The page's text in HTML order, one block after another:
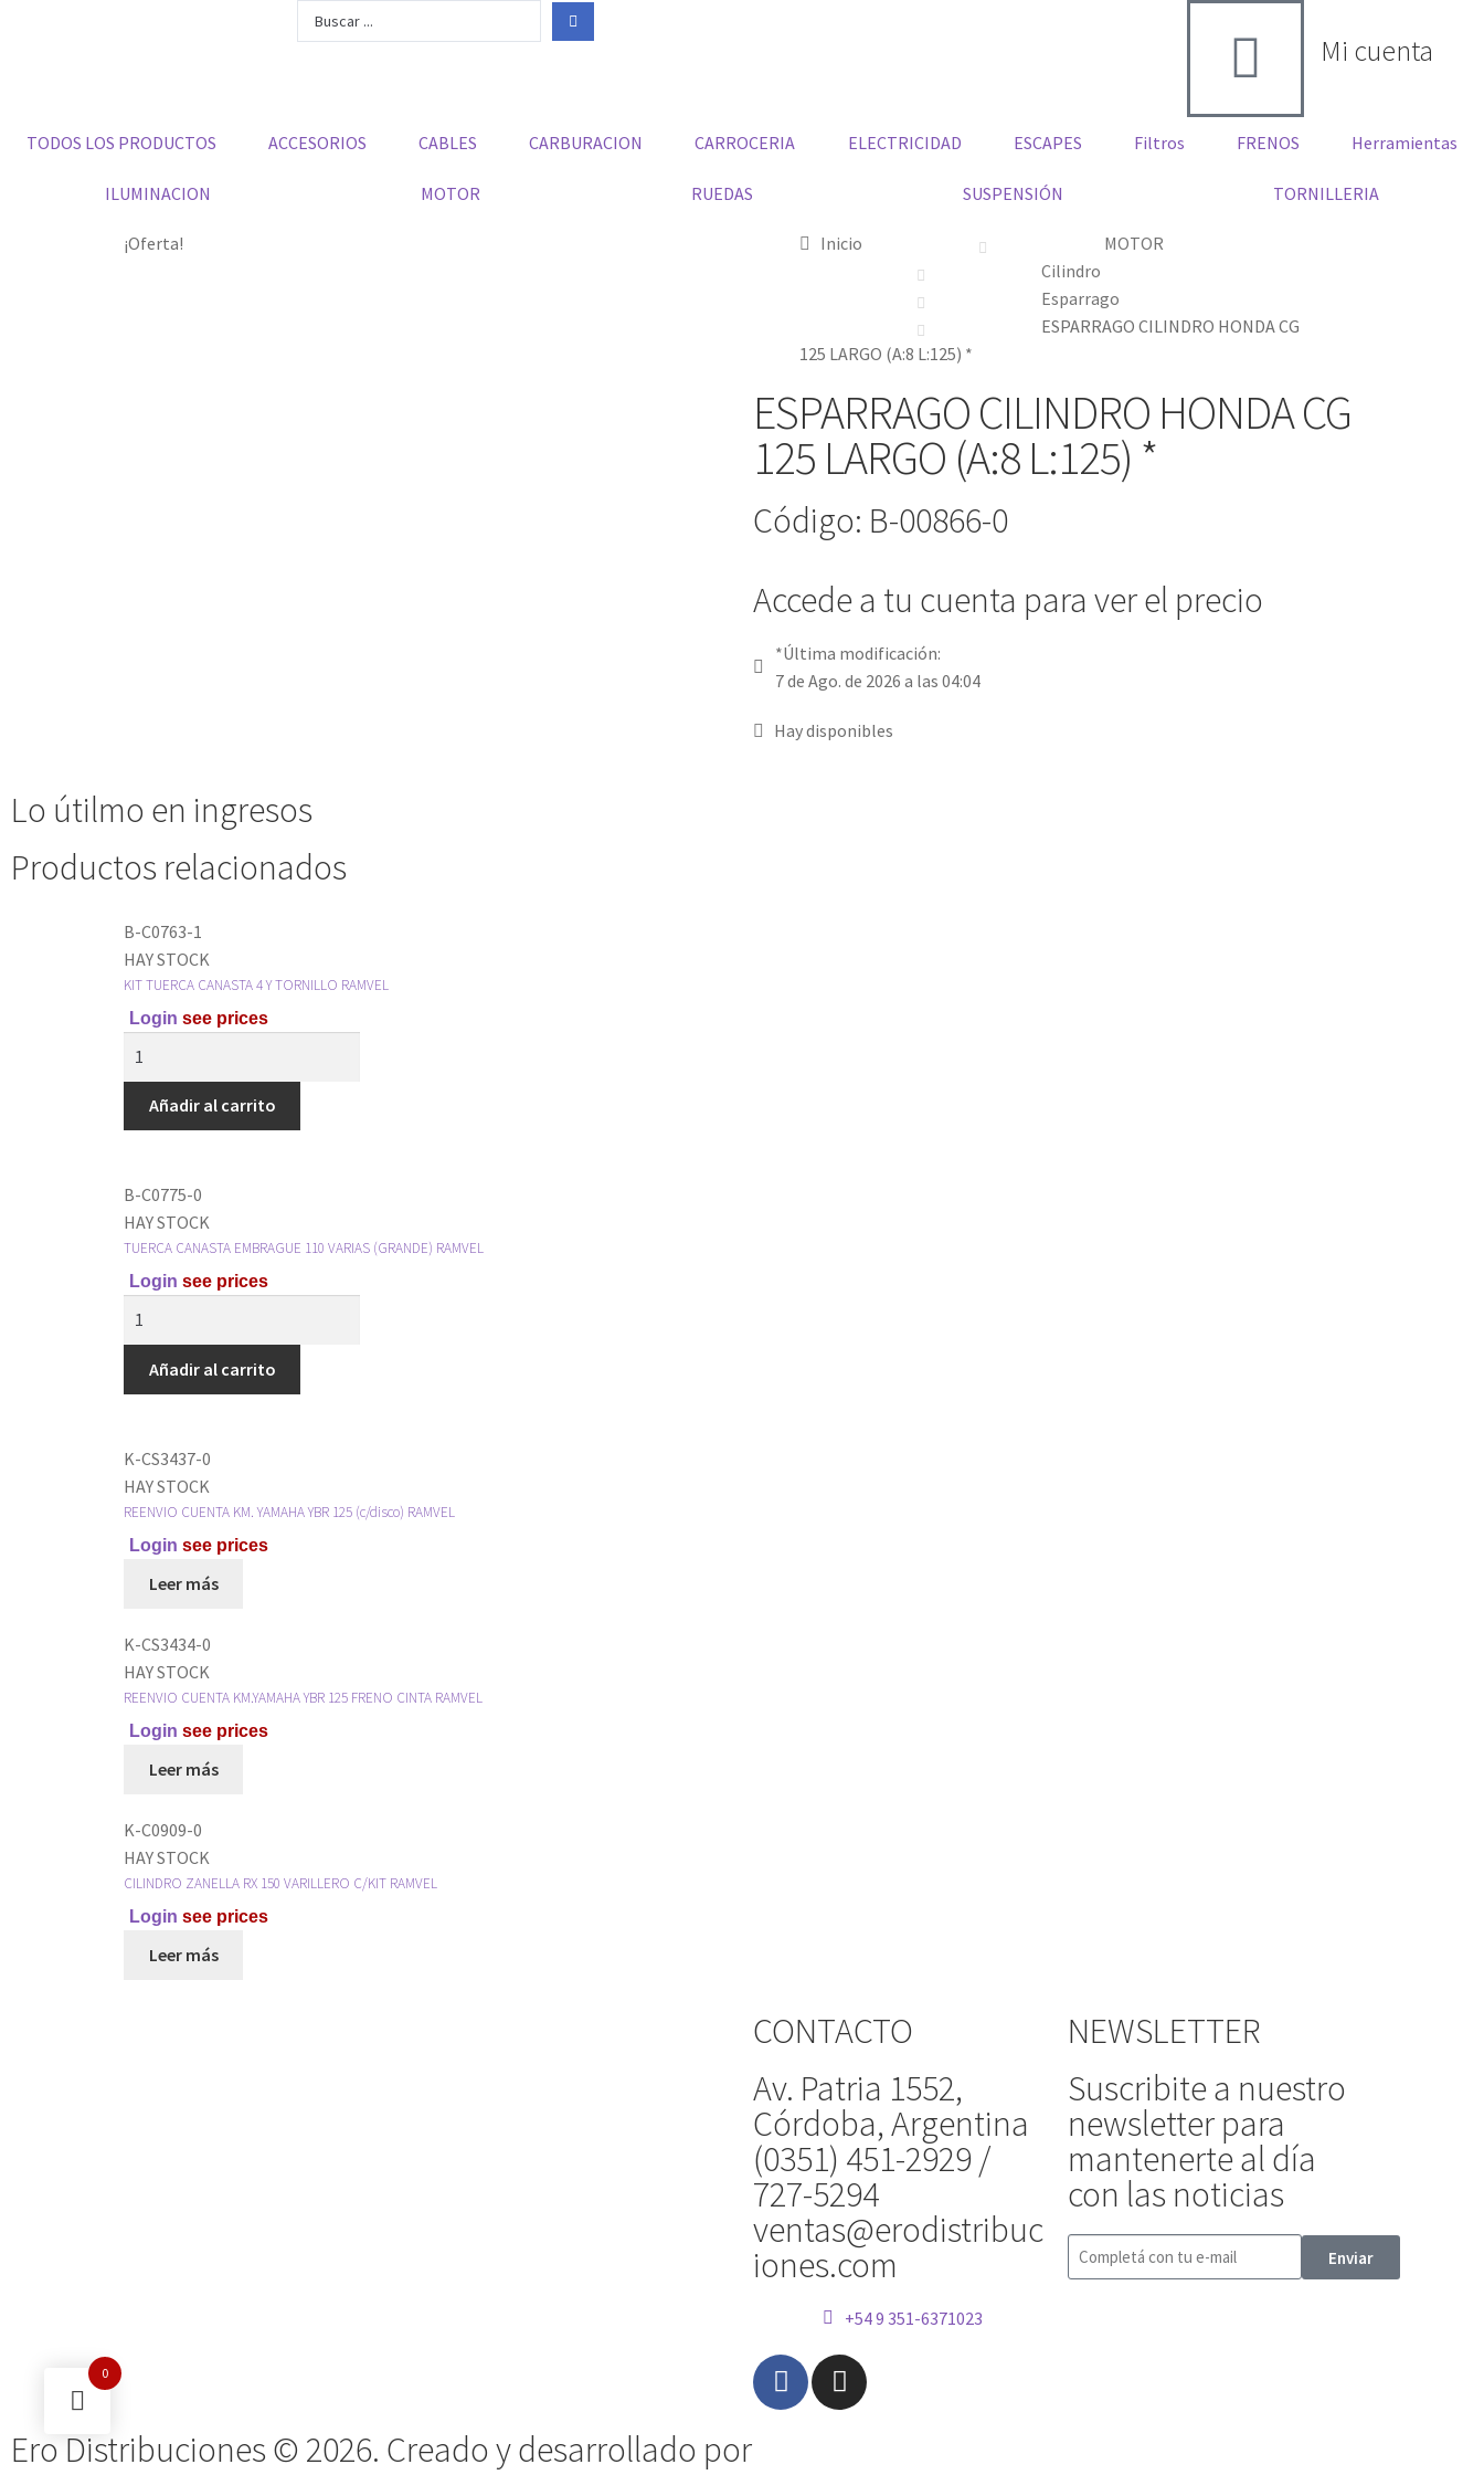
Mi cuenta
TODOS LOS PRODUCTOS ACCESORIOS CABLES CARBURACION CARROCERIA ELECTRICIDAD ESCAPES Filtros FRENOS Herramientas
ILUMINACION MOTOR RUEDAS SUSPENSIÓN TORNILLERIA
¡Oferta! Inicio
MOTOR
Cilindro
Esparrago
ESPARRAGO CILINDRO HONDA CG
125 LARGO (A:8 L:125) *
ESPARRAGO CILINDRO HONDA CG
125 LARGO (A:8 L:125) *
Código: B-00866-0
Accede a tu cuenta para ver el precio
*Última modificación:
7 de Ago. de 2026 a las 04:04
Hay disponibles
Lo útilmo en ingresos
Productos relacionados
B-C0763-1
HAY STOCK
KIT TUERCA CANASTA 4 Y TORNILLO RAMVEL
Login see prices
Añadir al carrito
B-C0775-0
HAY STOCK
TUERCA CANASTA EMBRAGUE 110 VARIAS (GRANDE) RAMVEL
Login see prices
Añadir al carrito
K-CS3437-0
HAY STOCK
REENVIO CUENTA KM. YAMAHA YBR 125 (c/disco) RAMVEL
Login see prices
Leer más
K-CS3434-0
HAY STOCK
REENVIO CUENTA KM.YAMAHA YBR 125 FRENO CINTA RAMVEL
Login see prices
Leer más
K-C0909-0
HAY STOCK
CILINDRO ZANELLA RX 150 VARILLERO C/KIT RAMVEL
Login see prices
Leer más
CONTACTO
Av. Patria 1552,
Córdoba, Argentina
(0351) 451-2929 /
727-5294
ventas@erodistribuc
iones.com
+54 9 351-6371023
NEWSLETTER
Suscribite a nuestro
newsletter para
mantenerte al día
con las noticias
Enviar
Ero Distribuciones © 2026. Creado y desarrollado por
0